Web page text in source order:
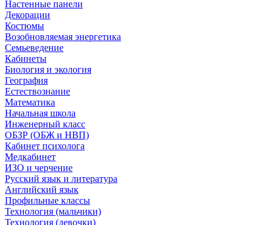
Настенные панели
Декорации
Костюмы
Возобновляемая энергетика
Семьеведение
Кабинеты
Биология и экология
География
Естествознание
Математика
Начальная школа
Инженерный класс
ОБЗР (ОБЖ и НВП)
Кабинет психолога
Медкабинет
ИЗО и черчение
Русский язык и литература
Английский язык
Профильные классы
Технология (мальчики)
Технология (девочки)